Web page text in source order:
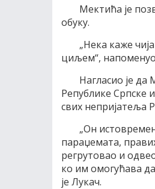
Мектића је
обуку.
„Нека каже
циљем“, напоменуо
Нагласио је
Републике Српске
свих непријатеља
„Он
параџемата,
регрутовао и
ко им омогућава
је Лукач.